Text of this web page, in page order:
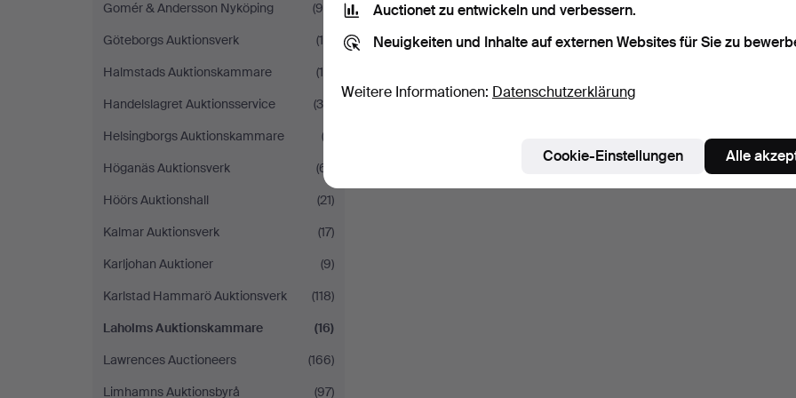
Gomér & Andersson Nyköping
(96)
Göteborgs Auktionsverk
(15)
Halmstads Auktionskammare
(19)
Handelslagret Auktionsservice
(39)
Helsingborgs Auktionskammare
(2)
Höganäs Auktionsverk
(61)
Höörs Auktionshall
(21)
Kalmar Auktionsverk
(17)
Karljohan Auktioner
(9)
Karlstad Hammarö Auktionsverk
(118)
Laholms Auktionskammare
(16)
Lawrences Auctioneers
(166)
Limhamns Auktionsbyrå
(97)
Suche speichern
Auctionet zu entwickeln und verbessern.
Neuigkeiten und Inhalte auf externen Websites für Sie zu
Weitere Informationen: Datenschutzerklärung
Cookie-Einstellungen Alle